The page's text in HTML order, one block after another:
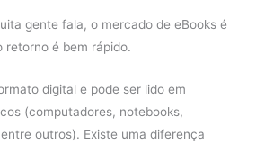
gente fala, o mercado de eBooks é
é bem rápido.
digital e pode ser lido em
(computadores, notebooks,
outros). Existe uma diferença